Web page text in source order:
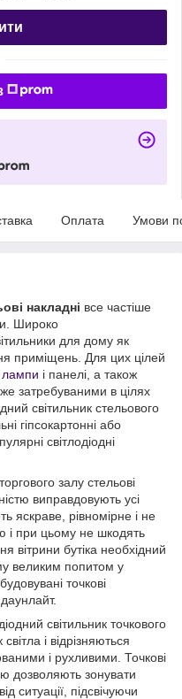
Оплата Умови
накладні все частіше
Широко
для дому як
приміщень. Для цих цілей
лампи і панелі, а також
затребуваними в цілях
світильник стельового
гіпсокартонні або
світлодіодні
залу стельові
виправдовують усі
яскраве, рівномірне і не
і при цьому не шкодять
вітрини бутіка необхідний
великим попитом у
точкові
світильник точкового
і відрізняються
і рухливими. Точкові
дозволяють зонувати
ситуації, підсвічуючи